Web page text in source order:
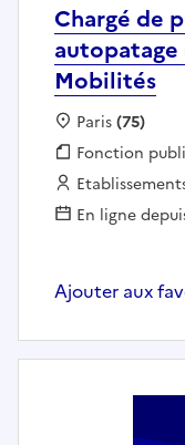
Chargé de
autopatage
Mobilités
Localisation :
Paris(75)
Fonction
Fonction
Employeur :
En ligne
Ajouter aux